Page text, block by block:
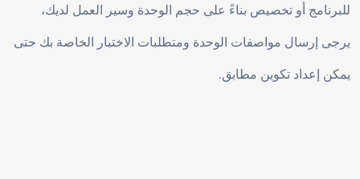
للبرنامج أو تخصيص بناءً على حجم الوحدة وسير العمل لديك،
يرجى إرسال مواصفات الوحدة ومتطلبات الاختبار الخاصة بك حتى
يمكن إعداد تكوين مطابق.